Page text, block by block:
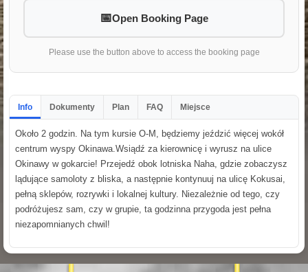
Open Booking Page
Please use the button above to access the booking page
Info Dokumenty Plan FAQ Miejsce
Około 2 godzin. Na tym kursie O-M, będziemy jeździć więcej wokół
centrum wyspy Okinawa.Wsiądź za kierownicę i wyrusz na ulice
Okinawy w gokarcie! Przejedź obok lotniska Naha, gdzie zobaczysz
lądujące samoloty z bliska, a następnie kontynuuj na ulicę Kokusai,
pełną sklepów, rozrywki i lokalnej kultury. Niezależnie od tego, czy
podróżujesz sam, czy w grupie, ta godzinna przygoda jest pełna
niezapomnianych chwil!